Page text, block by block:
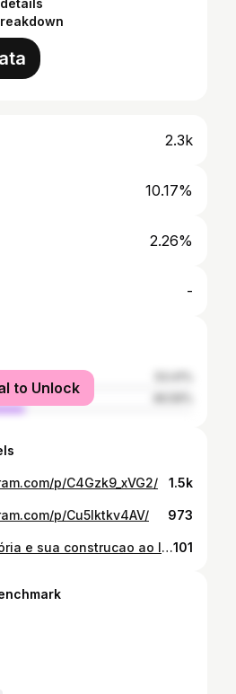
2.3k
10.17%
2.26%
-
to Unlock
p/C4Gzk9_xVG2/ 1.5k
p/Cu5lktkv4AV/ 973
Lembrar nossa história e sua construcao ao longos dos anos nos traz um lindo sentimento satisfação e que estamos no caminho certo, e que os valores e práticas de simplicidade e muito trabalho geraram uma pessoa e profissional de muita resiliência e aprendizado. Viva nossa história! 📝🫶🏻 #memorias #trabalho #historia #gratidao101